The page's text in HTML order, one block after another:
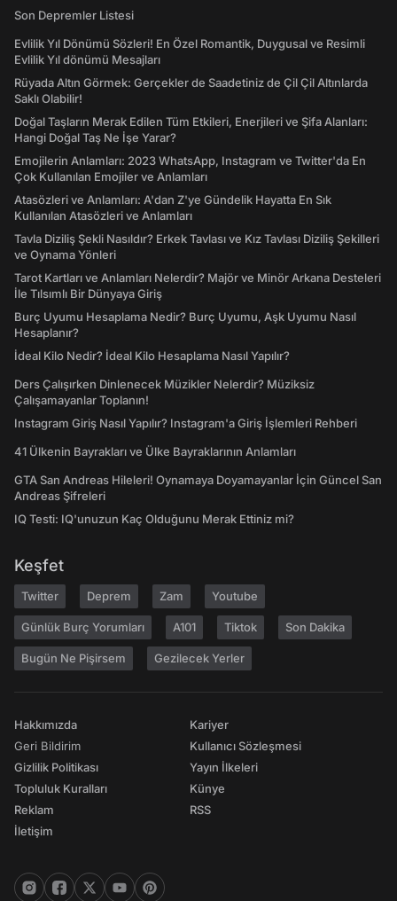
Son Depremler Listesi
Evlilik Yıl Dönümü Sözleri! En Özel Romantik, Duygusal ve Resimli
Evlilik Yıl dönümü Mesajları
Rüyada Altın Görmek: Gerçekler de Saadetiniz de Çil Çil Altınlarda
Saklı Olabilir!
Doğal Taşların Merak Edilen Tüm Etkileri, Enerjileri ve Şifa Alanları:
Hangi Doğal Taş Ne İşe Yarar?
Emojilerin Anlamları: 2023 WhatsApp, Instagram ve Twitter'da En
Çok Kullanılan Emojiler ve Anlamları
Atasözleri ve Anlamları: A'dan Z'ye Gündelik Hayatta En Sık
Kullanılan Atasözleri ve Anlamları
Tavla Diziliş Şekli Nasıldır? Erkek Tavlası ve Kız Tavlası Diziliş Şekilleri
ve Oynama Yönleri
Tarot Kartları ve Anlamları Nelerdir? Majör ve Minör Arkana Desteleri
İle Tılsımlı Bir Dünyaya Giriş
Burç Uyumu Hesaplama Nedir? Burç Uyumu, Aşk Uyumu Nasıl
Hesaplanır?
İdeal Kilo Nedir? İdeal Kilo Hesaplama Nasıl Yapılır?
Ders Çalışırken Dinlenecek Müzikler Nelerdir? Müziksiz
Çalışamayanlar Toplanın!
Instagram Giriş Nasıl Yapılır? Instagram'a Giriş İşlemleri Rehberi
41 Ülkenin Bayrakları ve Ülke Bayraklarının Anlamları
GTA San Andreas Hileleri! Oynamaya Doyamayanlar İçin Güncel San
Andreas Şifreleri
IQ Testi: IQ'unuzun Kaç Olduğunu Merak Ettiniz mi?
Keşfet
Twitter Deprem Zam Youtube
Günlük Burç Yorumları A101 Tiktok Son Dakika
Bugün Ne Pişirsem Gezilecek Yerler
Hakkımızda
Geri Bildirim
Gizlilik Politikası
Topluluk Kuralları
Reklam
İletişim
Kariyer
Kullanıcı Sözleşmesi
Yayın İlkeleri
Künye
RSS